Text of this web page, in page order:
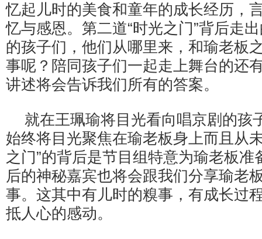
忆起儿时的美食和童年的成长经历，
忆与感恩。第二道“时光之门”背后走
的孩子们，他们从哪里来，和瑜老板
事呢？陪同孩子们一起走上舞台的还
讲述将会告诉我们所有的答案。
就在王珮瑜将目光看向唱京剧的孩
始终将目光聚焦在瑜老板身上而且从
之门”的背后是节目组特意为瑜老板
后的神秘嘉宾也将会跟我们分享瑜老
事。这其中有儿时的糗事，有成长过
抵人心的感动。